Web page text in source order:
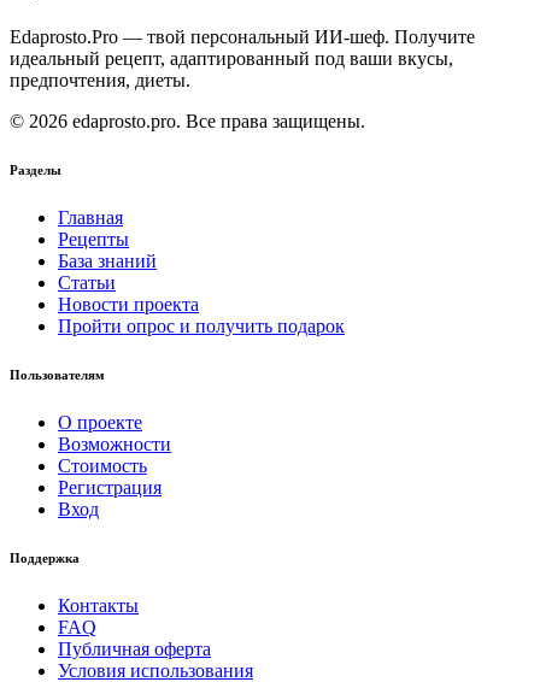
Edaprosto.Pro — твой персональный ИИ-шеф. Получите
идеальный рецепт, адаптированный под ваши вкусы,
предпочтения, диеты.
© 2026 edaprosto.pro. Все права защищены.
Разделы
Главная
Рецепты
База знаний
Статьи
Новости проекта
Пройти опрос и получить подарок
Пользователям
О проекте
Возможности
Стоимость
Регистрация
Вход
Поддержка
Контакты
FAQ
Публичная оферта
Условия использования